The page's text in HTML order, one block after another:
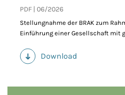
PDF 06/2026
Stellungnahme der BRAK zum
Einführung einer Gesellschaft mit
Download
(PDF)